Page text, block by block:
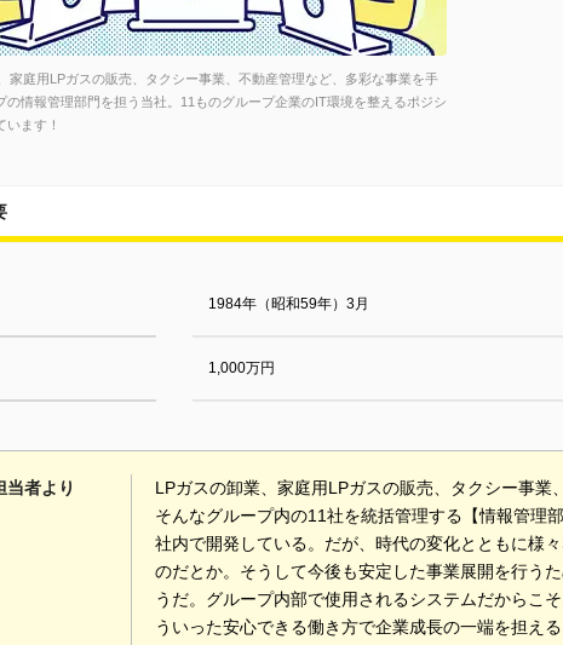
家庭用LPガスの販売、タクシー事業、不動産管理など、多彩な事業を手
の情報管理部門を担う当社。11ものグループ企業のIT環境を整えるポジシ
います！
1984年（昭和59年）3月
1,000万円
当者より
LPガスの卸業、家庭用LPガスの販売、タクシー事業
そんなグループ内の11社を統括管理する【情報管理
社内で開発している。だが、時代の変化とともに様
のだとか。そうして今後も安定した事業展開を行う
うだ。グループ内部で使用されるシステムだからこ
ういった安心できる働き方で企業成長の一端を担え